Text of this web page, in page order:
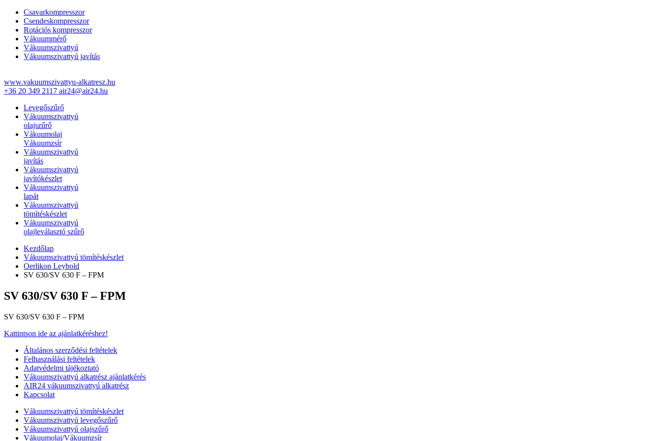
Csavarkompresszor
Csendeskompresszor
Rotációs kompresszor
Vákuummérő
Vákuumszivattyú
Vákuumszivattyú javítás
www.vakuumszivattyu-alkatresz.hu
+36 20 349 2117 air24@air24.hu
Levegőszűrő
Vákuumszivattyú
olajszűrő
Vákuumolaj
Vákuumzsír
Vákuumszivattyú
javítás
Vákuumszivattyú
javítókészlet
Vákuumszivattyú
lapát
Vákuumszivattyú
tömítéskészlet
Vákuumszivattyú
olajleválasztó szűrő
Kezdőlap
Vákuumszivattyú tömítéskészlet
Oerlikon Leybold
SV 630/SV 630 F – FPM
SV 630/SV 630 F – FPM
SV 630/SV 630 F – FPM
Kattintson ide az ajánlatkéréshez!
Általános szerződési feltételek
Felhasználási feltételek
Adatvédelmi tájékoztató
Vákuumszivattyú alkatrész ajánlatkérés
AIR24 vákuumszivattyú alkatrész
Kapcsolat
Vákuumszivattyú tömítéskészlet
Vákuumszivattyú levegőszűrő
Vákuumszivattyú olajszűrő
Vákuumolaj/Vákuumzsír